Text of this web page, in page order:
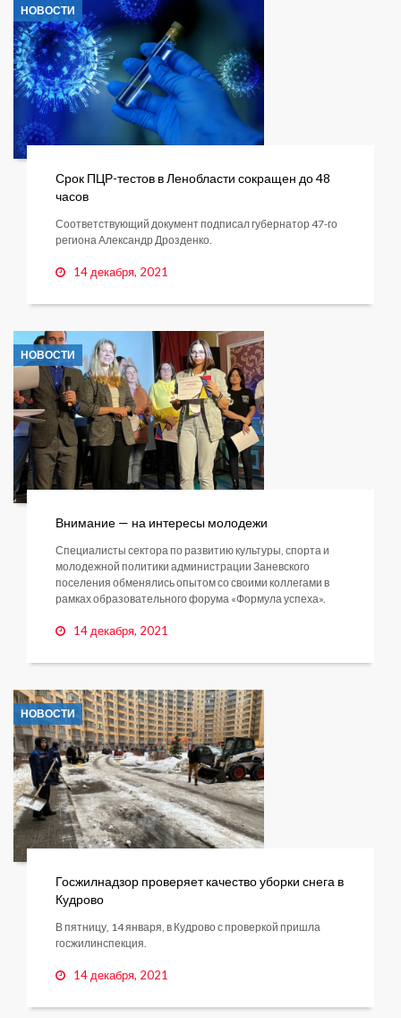
НОВОСТИ
Срок ПЦР-тестов в Ленобласти сокращен до 48
часов
Соответствующий документ подписал губернатор 47-го
региона Александр Дрозденко.
14 декабря, 2021
НОВОСТИ
Внимание — на интересы молодежи
Специалисты сектора по развитию культуры, спорта и
молодежной политики администрации Заневского
поселения обменялись опытом со своими коллегами в
рамках образовательного форума «Формула успеха».
14 декабря, 2021
НОВОСТИ
Госжилнадзор проверяет качество уборки снега в
Кудрово
В пятницу, 14 января, в Кудрово с проверкой пришла
госжилинспекция.
14 декабря, 2021